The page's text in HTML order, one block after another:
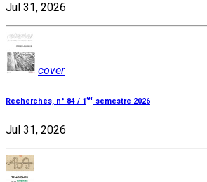
Jul 31, 2026
cover
Recherches, n° 84 / 1er semestre 2026
Jul 31, 2026